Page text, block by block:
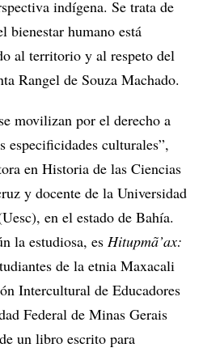
indígena. Se trata de
bienestar humano está
al territorio y al respeto del
Rangel de Souza Machado.
movilizan por el derecho a
especificidades culturales”,
en Historia de las Ciencias
y docente de la Universidad
en el estado de Bahía.
la estudiosa, es Hitupmã’ax:
de la etnia Maxacali
Intercultural de Educadores
Federal de Minas Gerais
un libro escrito para